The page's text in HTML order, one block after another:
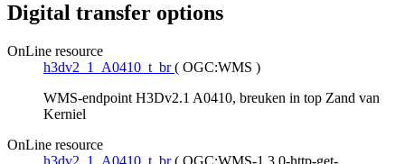
Digital transfer options
OnLine resource
h3dv2_1_A0410_t_br ( OGC:WMS )
WMS-endpoint H3Dv2.1 A0410, breuken in top Zand van
Kerniel
OnLine resource